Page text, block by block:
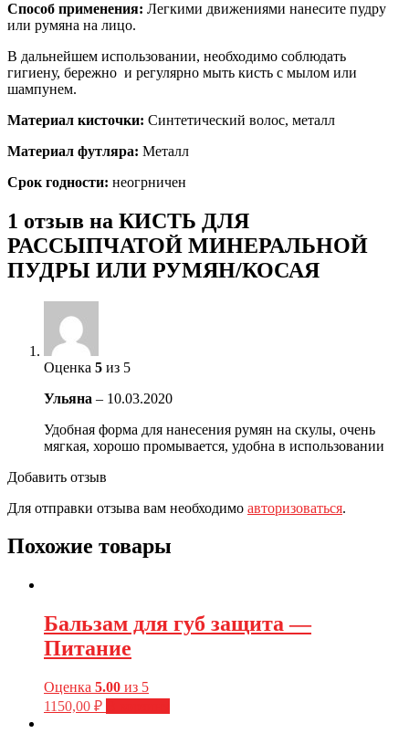
Способ применения: Легкими движениями нанесите пудру
или румяна на лицо.
В дальнейшем использовании, необходимо соблюдать
гигиену, бережно и регулярно мыть кисть с мылом или
шампунем.
Материал кисточки: Синтетический волос, металл
Материал футляра: Металл
Срок годности: неогрничен
1 отзыв на КИСТЬ ДЛЯ
РАССЫПЧАТОЙ МИНЕРАЛЬНОЙ
ПУДРЫ ИЛИ РУМЯН/КОСАЯ
Оценка 5 из 5
Ульяна – 10.03.2020
Удобная форма для нанесения румян на скулы, очень
мягкая, хорошо промывается, удобна в использовании
Добавить отзыв
Для отправки отзыва вам необходимо авторизоваться.
Похожие товары
Бальзам для губ защита —
Питание
Оценка 5.00 из 5
1150,00 ₽